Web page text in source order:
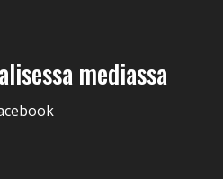
mediassa